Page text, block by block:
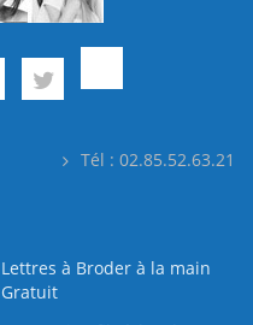
Tél : 02.85.52.63.21
Lettres à Broder à la main
Gratuit